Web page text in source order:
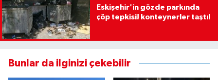
Eskişehir'in gözde parkında
çöp tepkisi! konteynerler taştı!
Bunlar da ilginizi çekebilir